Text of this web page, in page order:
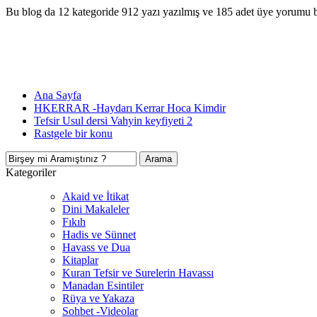
Bu blog da 12 kategoride 912 yazı yazılmış ve 185 adet üye yorumu
Ana Sayfa
HKERRAR -Haydarı Kerrar Hoca Kimdir
Tefsir Usul dersi Vahyin keyfiyeti 2
Rastgele bir konu
Kategoriler
Akaid ve İtikat
Dini Makaleler
Fıkıh
Hadis ve Sünnet
Havass ve Dua
Kitaplar
Kuran Tefsir ve Surelerin Havassı
Manadan Esintiler
Rüya ve Yakaza
Sohbet -Videolar